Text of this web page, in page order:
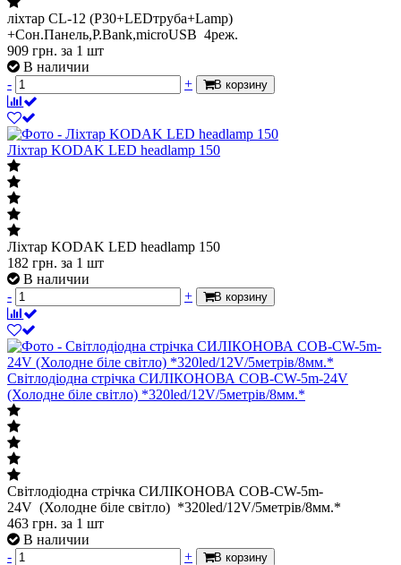
ліхтар CL-12 (P30+LEDтруба+Lamp)
+Сон.Панель,P.Bank,microUSB 4реж.
909 грн. за 1 шт
В наличии
-
+ В корзину
Ліхтар KODAK LED headlamp 150
Ліхтар KODAK LED headlamp 150
182 грн. за 1 шт
В наличии
-
+ В корзину
Світлодіодна стрічка СИЛІКОНОВА COB-CW-5m-24V
(Холодне біле світло) *320led/12V/5метрів/8мм.*
Світлодіодна стрічка СИЛІКОНОВА COB-CW-5m-
24V (Холодне біле світло) *320led/12V/5метрів/8мм.*
463 грн. за 1 шт
В наличии
-
+ В корзину